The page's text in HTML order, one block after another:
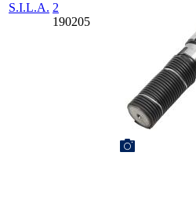
S.I.L.A. 2
190205